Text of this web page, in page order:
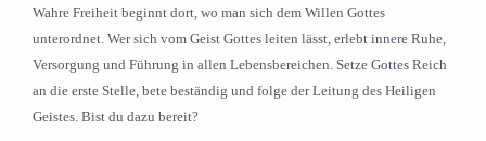
Wahre Freiheit beginnt dort, wo man sich dem Willen Gottes
unterordnet. Wer sich vom Geist Gottes leiten lässt, erlebt innere Ruhe,
Versorgung und Führung in allen Lebensbereichen. Setze Gottes Reich
an die erste Stelle, bete beständig und folge der Leitung des Heiligen
Geistes. Bist du dazu bereit?